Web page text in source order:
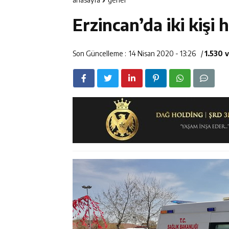
Kemah
14:22 30 İlde Deaş
14:22 Milli
14:26 Geleceğin
Erzincan’da iki kişi
Son Güncelleme : 14 Nisan 2020 - 13:26 /1.530